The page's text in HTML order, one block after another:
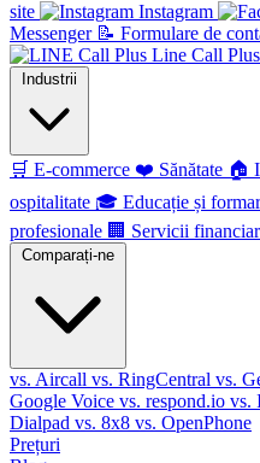
site
Instagram
Messenger 📝 Formulare de
Line Call Plus
Industrii
🛒 E-commerce ❤️ Sănătate 🏠
ospitalitate 🎓 Educație și
profesionale 🏢 Servicii
Comparați-ne
vs. Aircall vs. RingCentral vs.
Google Voice vs. respond.io vs.
Dialpad vs. 8x8 vs. OpenPhone
Prețuri